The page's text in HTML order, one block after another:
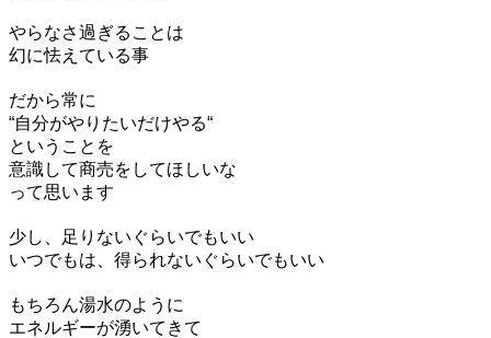
やらなさ過ぎることは
幻に怯えている事
だから常に
“自分がやりたいだけやる“
ということを
意識して商売をしてほしいな
って思います
少し、足りないぐらいでもいい
いつでもは、得られないぐらいでもいい
もちろん湯水のように
エネルギーが湧いてきて